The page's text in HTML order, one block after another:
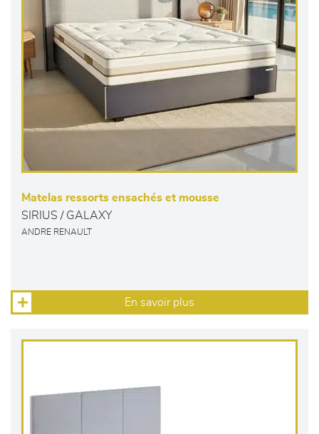
Matelas ressorts ensachés et mousse
SIRIUS / GALAXY
ANDRE RENAULT
En savoir plus